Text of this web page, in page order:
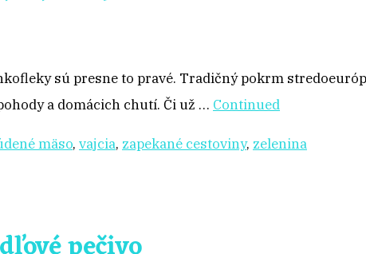
sú presne to pravé. Tradičný pokrm
a domácich chutí. Či už … Continued
mäso, vajcia, zapekané cestoviny, zelenina